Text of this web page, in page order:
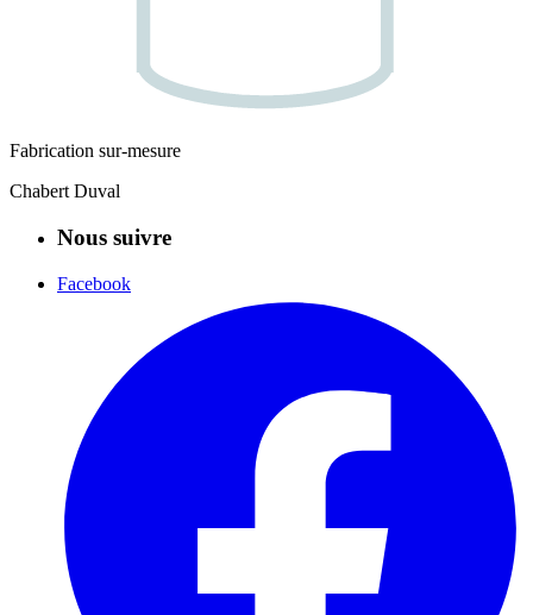
Fabrication sur-mesure
Chabert Duval
Nous suivre
Facebook